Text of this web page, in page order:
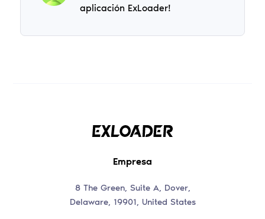
aplicación ExLoader!
Empresa
8 The Green, Suite A, Dover,
Delaware, 19901, United States